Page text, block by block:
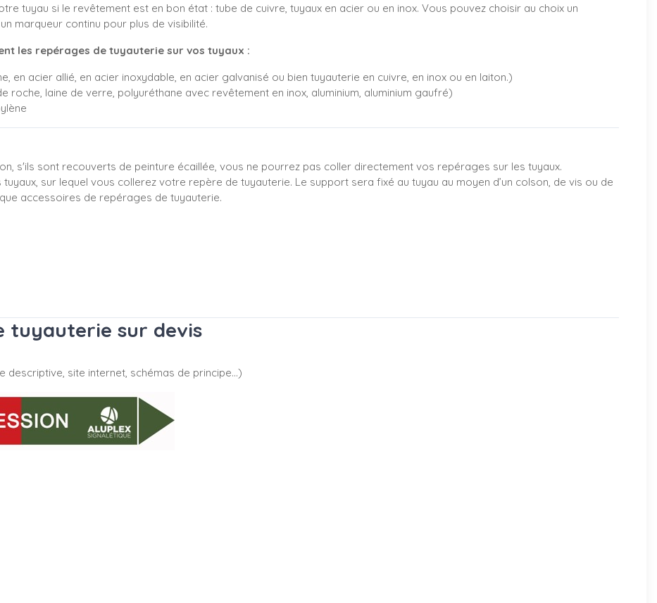
tuyau si le revêtement est en bon état : tube de cuivre, tuyaux en acier ou en inox. Vous pouvez choisir au choix un
marqueur continu pour plus de visibilité.
les repérages de tuyauterie sur vos tuyaux :
en acier allié, en acier inoxydable, en acier galvanisé ou bien tuyauterie en cuivre, en inox ou en laiton.)
roche, laine de verre, polyuréthane avec revêtement en inox, aluminium, aluminium gaufré)
s'ils sont recouverts de peinture écaillée, vous ne pourrez pas coller directement vos repérages sur les tuyaux.
sur lequel vous collerez votre repère de tuyauterie. Le support sera fixé au tuyau au moyen d’un colson, de vis ou de
accessoires de repérages de tuyauterie.
tuyauterie sur devis
descriptive, site internet, schémas de principe…)